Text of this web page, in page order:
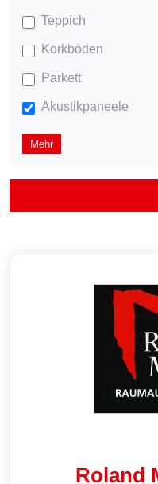
Teppich
Korkböden
Parkett
Akustikpaneele
Mehr
Roland